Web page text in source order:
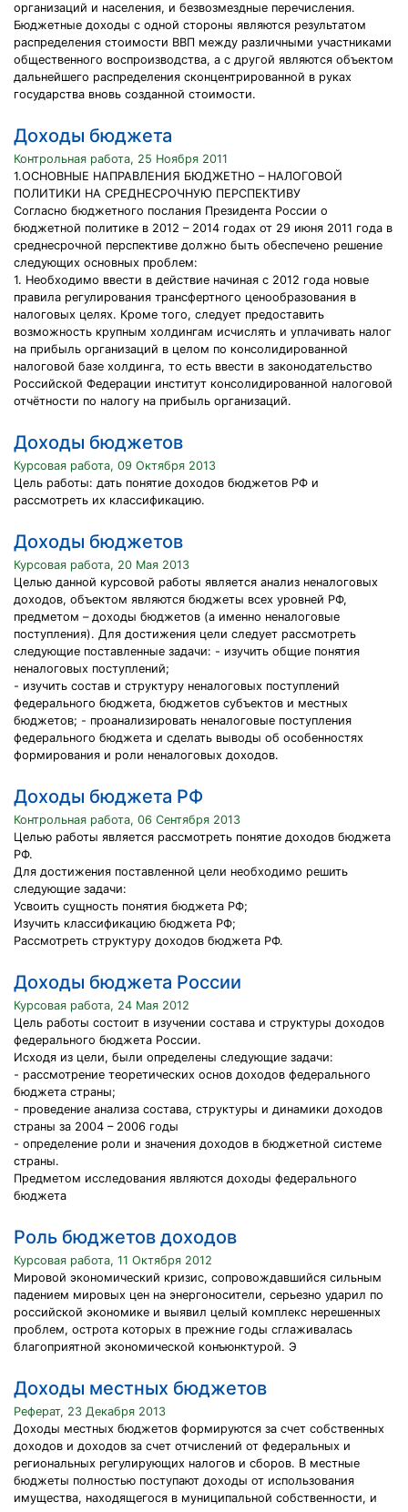
организаций и населения, и безвозмездные перечисления.
Бюджетные доходы с одной стороны являются результатом
распределения стоимости ВВП между различными участниками
общественного воспроизводства, а с другой являются объектом
дальнейшего распределения сконцентрированной в руках
государства вновь созданной стоимости.
Доходы бюджета
Контрольная работа, 25 Ноября 2011
1.ОСНОВНЫЕ НАПРАВЛЕНИЯ БЮДЖЕТНО – НАЛОГОВОЙ
ПОЛИТИКИ НА СРЕДНЕСРОЧНУЮ ПЕРСПЕКТИВУ
Согласно бюджетного послания Президента России о
бюджетной политике в 2012 – 2014 годах от 29 июня 2011 года в
среднесрочной перспективе должно быть обеспечено решение
следующих основных проблем:
1. Необходимо ввести в действие начиная с 2012 года новые
правила регулирования трансфертного ценообразования в
налоговых целях. Кроме того, следует предоставить
возможность крупным холдингам исчислять и уплачивать налог
на прибыль организаций в целом по консолидированной
налоговой базе холдинга, то есть ввести в законодательство
Российской Федерации институт консолидированной налоговой
отчётности по налогу на прибыль организаций.
Доходы бюджетов
Курсовая работа, 09 Октября 2013
Цель работы: дать понятие доходов бюджетов РФ и
рассмотреть их классификацию.
Доходы бюджетов
Курсовая работа, 20 Мая 2013
Целью данной курсовой работы является анализ неналоговых
доходов, объектом являются бюджеты всех уровней РФ,
предметом – доходы бюджетов (а именно неналоговые
поступления). Для достижения цели следует рассмотреть
следующие поставленные задачи: - изучить общие понятия
неналоговых поступлений;
- изучить состав и структуру неналоговых поступлений
федерального бюджета, бюджетов субъектов и местных
бюджетов; - проанализировать неналоговые поступления
федерального бюджета и сделать выводы об особенностях
формирования и роли неналоговых доходов.
Доходы бюджета РФ
Контрольная работа, 06 Сентября 2013
Целью работы является рассмотреть понятие доходов бюджета
РФ.
Для достижения поставленной цели необходимо решить
следующие задачи:
Усвоить сущность понятия бюджета РФ;
Изучить классификацию бюджета РФ;
Рассмотреть структуру доходов бюджета РФ.
Доходы бюджета России
Курсовая работа, 24 Мая 2012
Цель работы состоит в изучении состава и структуры доходов
федерального бюджета России.
Исходя из цели, были определены следующие задачи:
- рассмотрение теоретических основ доходов федерального
бюджета страны;
- проведение анализа состава, структуры и динамики доходов
страны за 2004 – 2006 годы
- определение роли и значения доходов в бюджетной системе
страны.
Предметом исследования являются доходы федерального
бюджета
Роль бюджетов доходов
Курсовая работа, 11 Октября 2012
Мировой экономический кризис, сопровождавшийся сильным
падением мировых цен на энергоносители, серьезно ударил по
российской экономике и выявил целый комплекс нерешенных
проблем, острота которых в прежние годы сглаживалась
благоприятной экономической конъюнктурой. Э
Доходы местных бюджетов
Реферат, 23 Декабря 2013
Доходы местных бюджетов формируются за счет собственных
доходов и доходов за счет отчислений от федеральных и
региональных регулирующих налогов и сборов. В местные
бюджеты полностью поступают доходы от использования
имущества, находящегося в муниципальной собственности, и